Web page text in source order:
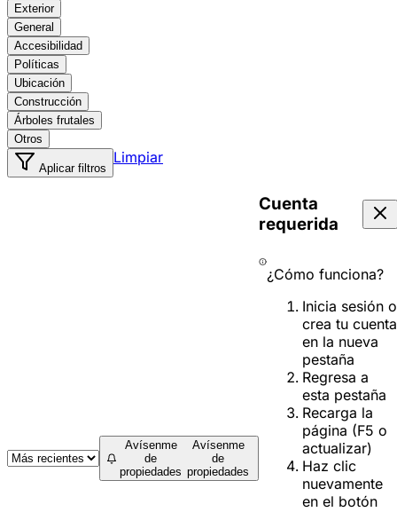
Exterior
General
Accesibilidad
Políticas
Ubicación
Construcción
Árboles frutales
Otros
Aplicar filtros
Limpiar
Avísenme
de
propiedades
Avísenme
de
propiedades
Cuenta
requerida
¿Cómo funciona?
Inicia sesión o
crea tu cuenta
en la nueva
pestaña
Regresa a
esta pestaña
Recarga la
página (F5 o
actualizar)
Haz clic
nuevamente
en el botón